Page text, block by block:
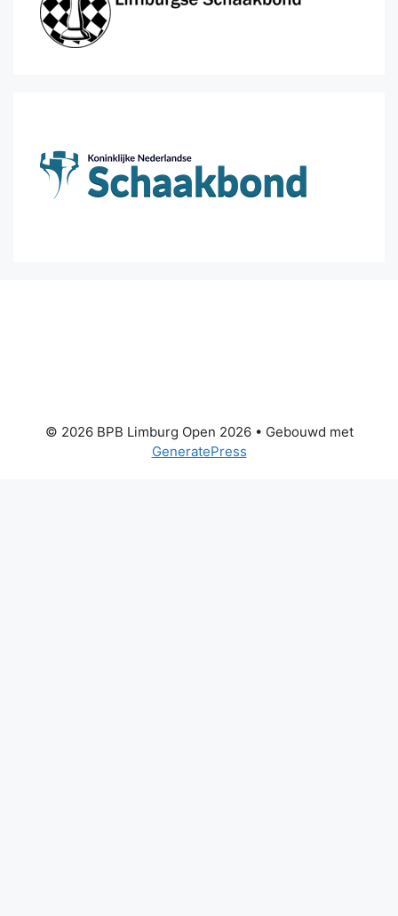
© 2026 BPB Limburg Open 2026• Gebouwd met
GeneratePress